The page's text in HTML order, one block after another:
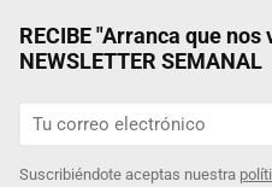
RECIBE "Arranca que nos
NEWSLETTER SEMANAL
Suscribiéndote aceptas nuestra